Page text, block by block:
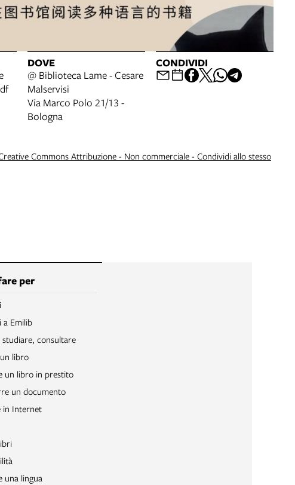
DOVE
@ Biblioteca Lame - Cesare
Malservisi
Via Marco Polo 21/13 -
Bologna
CONDIVIDI
Commons Attribuzione - Non commerciale - Condividi allo stesso
per
a Emilib
studiare, consultare
libro
un libro in prestito
un documento
in Internet
una lingua